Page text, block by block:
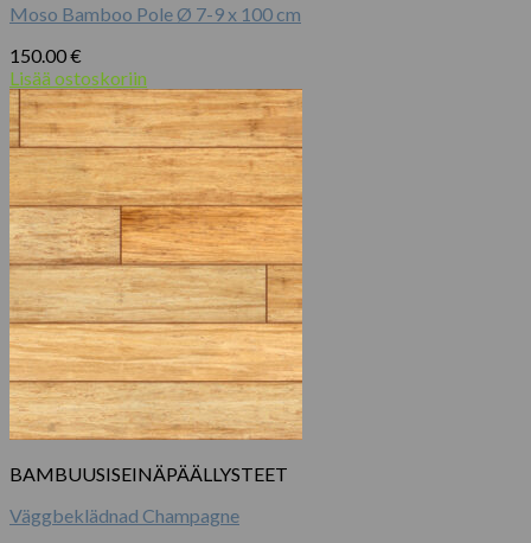
Moso Bamboo Pole Ø 7-9 x 100 cm
150.00€
Lisää ostoskoriin
BAMBUUSISEINÄPÄÄLLYSTEET
Väggbeklädnad Champagne